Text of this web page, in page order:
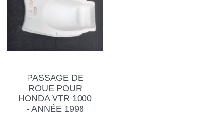
PASSAGE DE
ROUE POUR
HONDA VTR 1000
- ANNÉE 1998